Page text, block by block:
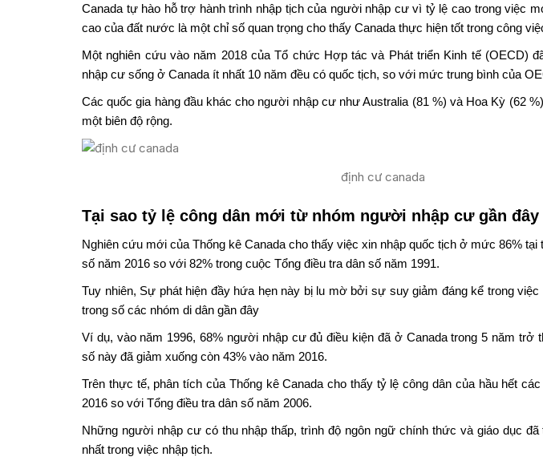
Canada tự hào hỗ trợ hành trình nhập tịch của người nhập cư vì tỷ lệ cao trong việc
cao của đất nước là một chỉ số quan trọng cho thấy Canada thực hiện tốt trong công
Một nghiên cứu vào năm 2018 của Tổ chức Hợp tác và Phát triển Kinh tế (OECD)
nhập cư sống ở Canada ít nhất 10 năm đều có quốc tịch, so với mức trung bình của
Các quốc gia hàng đầu khác cho người nhập cư như Australia (81 %) và Hoa Kỳ (62
một biên độ rộng.
định cư canada
Tại sao tỷ lệ công dân mới từ nhóm người nhập cư gần
Nghiên cứu mới của Thống kê Canada cho thấy việc xin nhập quốc tịch ở mức 86% tại
số năm 2016 so với 82% trong cuộc Tổng điều tra dân số năm 1991.
Tuy nhiên, Sự phát hiện đầy hứa hẹn này bị lu mờ bởi sự suy giảm đáng kể trong việc
trong số các nhóm di dân gần đây
Ví dụ, vào năm 1996, 68% người nhập cư đủ điều kiện đã ở Canada trong 5 năm trở
số này đã giảm xuống còn 43% vào năm 2016.
Trên thực tế, phân tích của Thống kê Canada cho thấy tỷ lệ công dân của hầu hết
2016 so với Tổng điều tra dân số năm 2006.
Những người nhập cư có thu nhập thấp, trình độ ngôn ngữ chính thức và giáo dục
nhất trong việc nhập tịch.